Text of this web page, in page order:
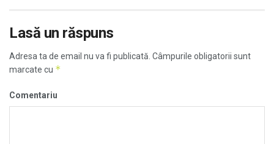
Lasă un răspuns
Adresa ta de email nu va fi publicată. Câmpurile obligatorii sunt
marcate cu *
Comentariu